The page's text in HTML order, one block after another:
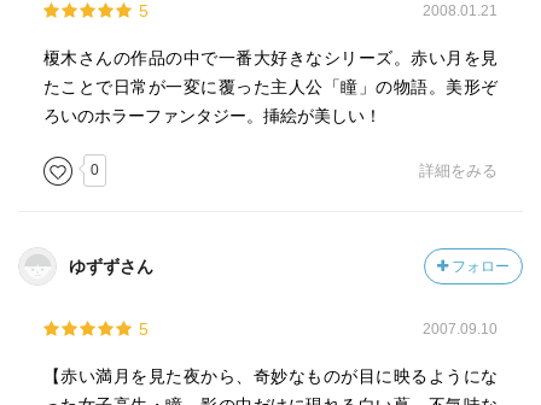
5 2008.01.21
榎木さんの作品の中で一番大好きなシリーズ。赤い月を見
たことで日常が一変に覆った主人公「瞳」の物語。美形ぞ
ろいのホラーファンタジー。挿絵が美しい！
0 詳細をみる
ゆずずさん フォロー
5 2007.09.10
【赤い満月を見た夜から、奇妙なものが目に映るようにな